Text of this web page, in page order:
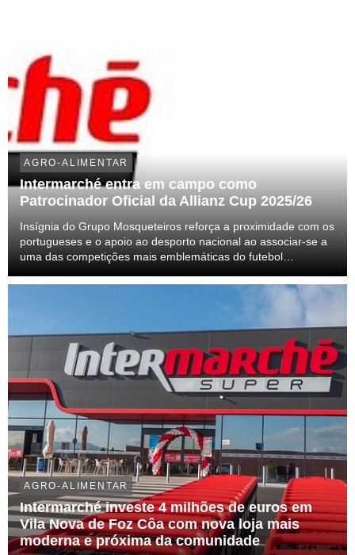
AGRO-ALIMENTAR
Intermarché entra em campo como
Patrocinador Oficial da Allianz Cup 2025/26
Insígnia do Grupo Mosqueteiros reforça a proximidade com os
portugueses e o apoio ao desporto nacional ao associar-se a
uma das competições mais emblemáticas do futebol
AGRO-ALIMENTAR
Intermarché investe 4 milhões de euros em
Vila Nova de Foz Côa com nova loja mais
moderna e próxima da comunidade